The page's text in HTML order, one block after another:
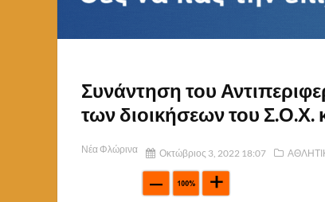
Συνάντηση του
των διοικήσεων του Σ.Ο.Χ.
Νέα Φλώρινα Οκτώβριος 3, 2022 18:07